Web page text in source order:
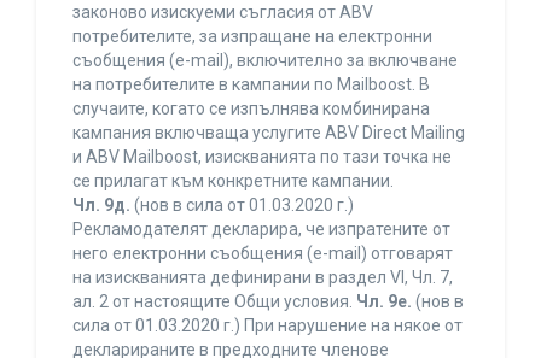
законово изискуеми съгласия от ABV
потребителите, за изпращане на електронни
съобщения (e-mail), включително за включване
на потребителите в кампании по Mailboost. В
случаите, когато се изпълнява комбинирана
кампания включваща услугите ABV Direct Mailing
и ABV Mailboost, изискванията по тази точка не
се прилагат към конкретните кампании.
Чл. 9д. (нов в сила от 01.03.2020 г.)
Рекламодателят декларира, че изпратените от
него електронни съобщения (e-mail) отговарят
на изискванията дефинирани в раздел VI, Чл. 7,
ал. 2 от настоящите Общи условия. Чл. 9е. (нов в
сила от 01.03.2020 г.) При нарушение на някое от
декларираните в предходните членове